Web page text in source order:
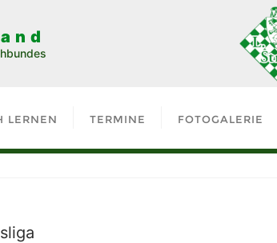
LERNEN TERMINE FOTOGALERIE